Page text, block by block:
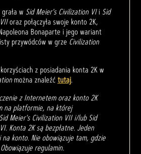
w Sid Meier's Civilization VIi Sid
oraz połączyła swoje konto 2K,
Bonaparte i jego wariant
przywódców w grze Civilization
z posiadania konta 2K w
można znaleźćtutaj.
z Internetem oraz konto 2K
na platformie, na której
Meier's Civilization VII i/lub Sid
Konta 2K są bezpłatne. Jeden
konto. Nie obowiązuje tam, gdzie
regulamin.